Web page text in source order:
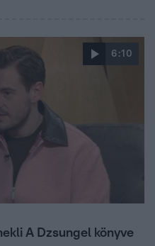
6:10
A Dzsungel könyve